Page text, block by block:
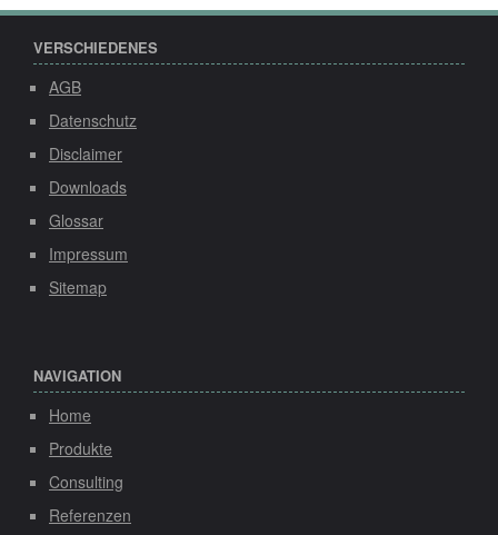
VERSCHIEDENES
AGB
Datenschutz
Disclaimer
Downloads
Glossar
Impressum
Sitemap
NAVIGATION
Home
Produkte
Consulting
Referenzen